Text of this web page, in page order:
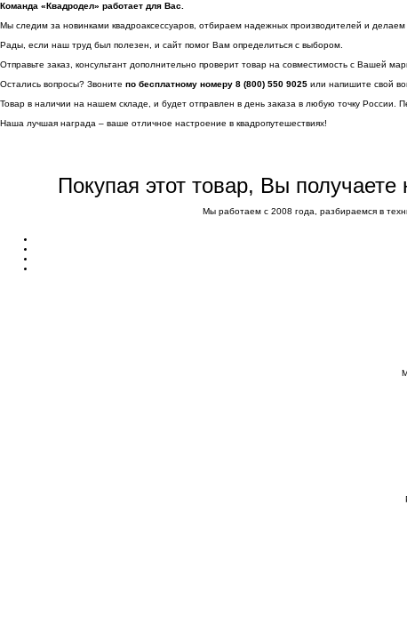
Команда «Квадродел» работает для Вас.
Мы следим за новинками квадроаксессуаров, отбираем надежных производителей и
Рады, если наш труд был полезен, и сайт помог Вам определиться с выбором.
Отправьте заказ, консультант дополнительно проверит товар на совместимость с Вашей
Остались вопросы? Звоните по бесплатному номеру 8 (800) 550 9025 или напишите свой
Товар в наличии на нашем складе, и будет отправлен в день заказа в любую точку России.
Наша лучшая награда – ваше отличное настроение в квадропутешествиях!
Покупая этот товар, Вы
Мы работаем с 2008 года, разбираемся в